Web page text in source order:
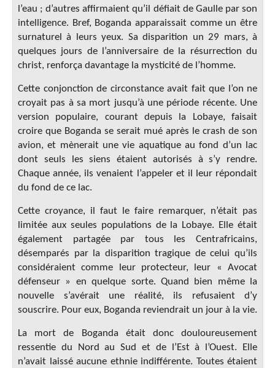
l’eau ; d’autres affirmaient qu’il défiait de Gaulle par son
intelligence. Bref, Boganda apparaissait comme un être
surnaturel à leurs yeux. Sa disparition un 29 mars, à
quelques jours de l’anniversaire de la résurrection du
christ, renforça davantage la mysticité de l’homme.
Cette conjonction de circonstance avait fait que l’on ne
croyait pas à sa mort jusqu’à une période récente. Une
version populaire, courant depuis la Lobaye, faisait
croire que Boganda se serait mué après le crash de son
avion, et mènerait une vie aquatique au fond d’un lac
dont seuls les siens étaient autorisés à s’y rendre.
Chaque année, ils venaient l’appeler et il leur répondait
du fond de ce lac.
Cette croyance, il faut le faire remarquer, n’était pas
limitée aux seules populations de la Lobaye. Elle était
également partagée par tous les Centrafricains,
désemparés par la disparition tragique de celui qu’ils
considéraient comme leur protecteur, leur « Avocat
défenseur » en quelque sorte. Quand bien même la
nouvelle s’avérait une réalité, ils refusaient d’y
souscrire. Pour eux, Boganda reviendrait un jour à la vie.
La mort de Boganda était donc douloureusement
ressentie du Nord au Sud et de l’Est à l’Ouest. Elle
n’avait laissé aucune ethnie indifférente. Toutes étaient